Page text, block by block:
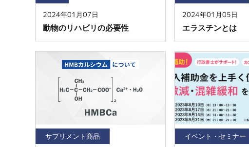
2024年01月07日
動物のリハビリの必要性
2024年01月05日
エラスチンとは
サプリメント商品 イベント・セミナー